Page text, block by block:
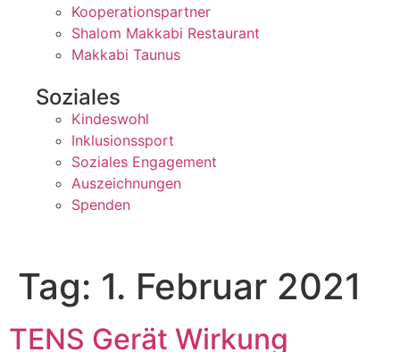
Kooperationspartner
Shalom Makkabi Restaurant
Makkabi Taunus
Soziales
Kindeswohl
Inklusionssport
Soziales Engagement
Auszeichnungen
Spenden
Tag: 1. Februar 2021
TENS Gerät Wirkung